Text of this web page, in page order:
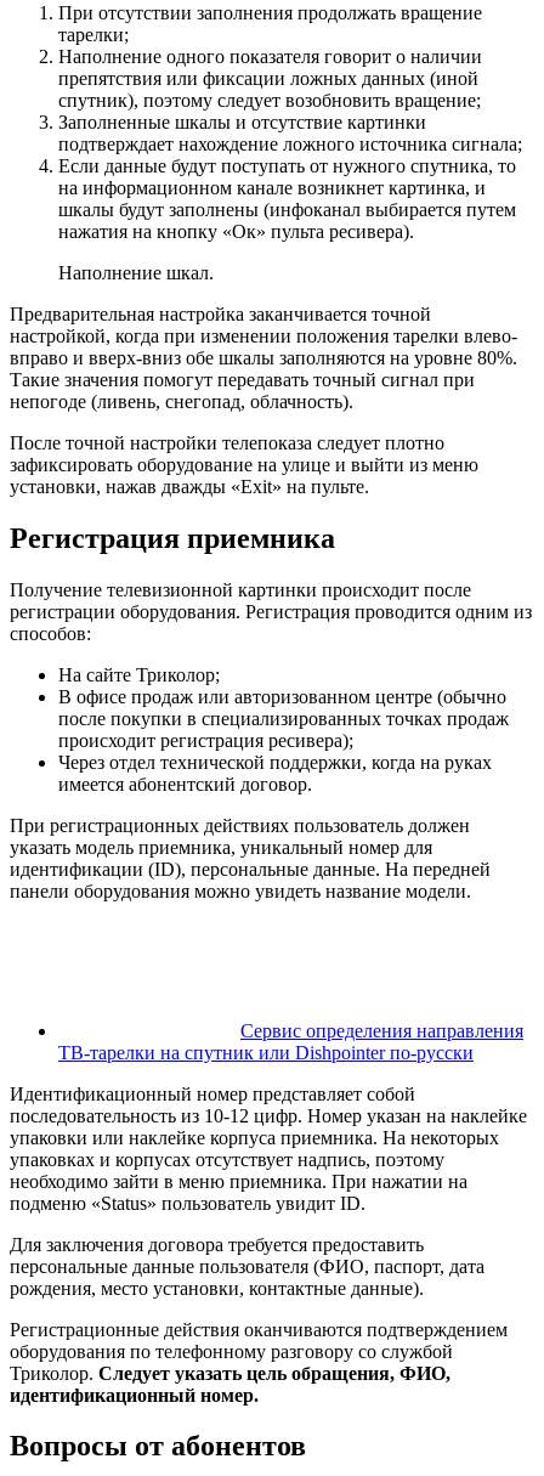
При отсутствии заполнения продолжать вращение
тарелки;
Наполнение одного показателя говорит о наличии
препятствия или фиксации ложных данных (иной
спутник), поэтому следует возобновить вращение;
Заполненные шкалы и отсутствие картинки
подтверждает нахождение ложного источника сигнала;
Если данные будут поступать от нужного спутника, то
на информационном канале возникнет картинка, и
шкалы будут заполнены (инфоканал выбирается путем
нажатия на кнопку «Ок» пульта ресивера).
Наполнение шкал.
Предварительная настройка заканчивается точной
настройкой, когда при изменении положения тарелки влево-
вправо и вверх-вниз обе шкалы заполняются на уровне 80%.
Такие значения помогут передавать точный сигнал при
непогоде (ливень, снегопад, облачность).
После точной настройки телепоказа следует плотно
зафиксировать оборудование на улице и выйти из меню
установки, нажав дважды «Exit» на пульте.
Регистрация приемника
Получение телевизионной картинки происходит после
регистрации оборудования. Регистрация проводится одним из
способов:
На сайте Триколор;
В офисе продаж или авторизованном центре (обычно
после покупки в специализированных точках продаж
происходит регистрация ресивера);
Через отдел технической поддержки, когда на руках
имеется абонентский договор.
При регистрационных действиях пользователь должен
указать модель приемника, уникальный номер для
идентификации (ID), персональные данные. На передней
панели оборудования можно увидеть название модели.
Сервис определения направления
ТВ-тарелки на спутник или Dishpointer по-русски
Идентификационный номер представляет собой
последовательность из 10-12 цифр. Номер указан на наклейке
упаковки или наклейке корпуса приемника. На некоторых
упаковках и корпусах отсутствует надпись, поэтому
необходимо зайти в меню приемника. При нажатии на
подменю «Status» пользователь увидит ID.
Для заключения договора требуется предоставить
персональные данные пользователя (ФИО, паспорт, дата
рождения, место установки, контактные данные).
Регистрационные действия оканчиваются подтверждением
оборудования по телефонному разговору со службой
Триколор. Следует указать цель обращения, ФИО,
идентификационный номер.
Вопросы от абонентов